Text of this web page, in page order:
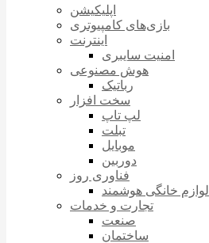
اپلیکیشن
بازی‌های کامپیوتری
اینترنت
امنیت سایبری
هوش مصنوعی
رباتیک
سخت افزار
لپ تاپ
تبلت
موبایل
دوربین
فناوری روز
لوازم خانگی هوشمند
تجارت و خدمات
صنعت
ساختمان